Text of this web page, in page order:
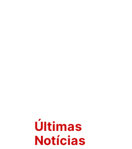
Últimas
Notícias